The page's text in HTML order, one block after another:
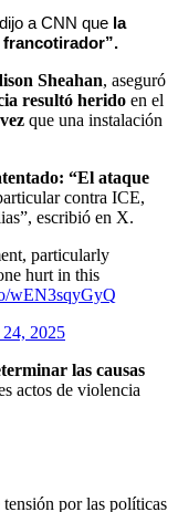
a CNN que la
Sheahan, aseguró
resultó herido en el
que una instalación
“El ataque
contra ICE,
escribió en X.
particularly
hurt in this
wEN3sqyGyQ
24, 2025
las causas
actos de violencia
por las políticas